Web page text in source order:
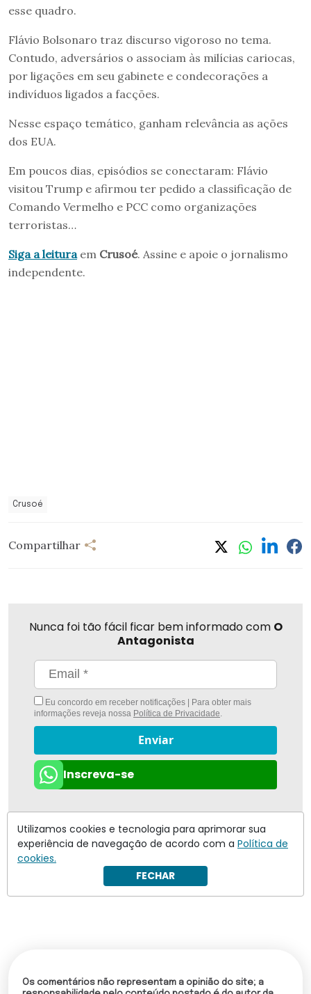
esse quadro.
Flávio Bolsonaro traz discurso vigoroso no tema.
Contudo, adversários o associam às milícias cariocas,
por ligações em seu gabinete e condecorações a
indivíduos ligados a facções.
Nesse espaço temático, ganham relevância as ações
dos EUA.
Em poucos dias, episódios se conectaram: Flávio
visitou Trump e afirmou ter pedido a classificação de
Comando Vermelho e PCC como organizações
terroristas…
Siga a leituraem Crusoé. Assine e apoie o jornalismo
independente.
Crusoé
Compartilhar
Nunca foi tão fácil ficar bem informado com O
Antagonista
Eu concordo em receber notificações | Para obter mais
informações reveja nossa Política de Privacidade
Enviar
Inscreva-se
Os comentários não representam a opinião do site; a
Utilizamos cookies e tecnologia para aprimorar sua
experiência de navegação de acordo com a Política de
cookies.
FECHAR